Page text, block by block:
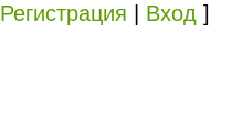
Регистрация Вход ]